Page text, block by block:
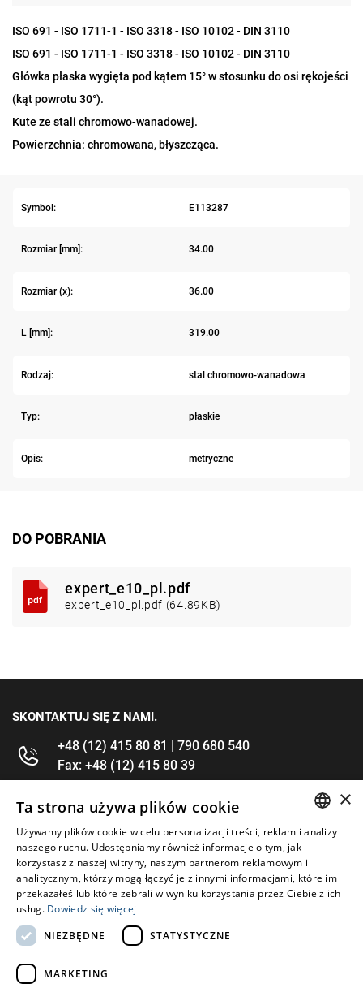
ISO 691 - ISO 1711-1 - ISO 3318 - ISO 10102 - DIN 3110
ISO 691 - ISO 1711-1 - ISO 3318 - ISO 10102 - DIN 3110
Główka płaska wygięta pod kątem 15° w stosunku do osi rękojeści
(kąt powrotu 30°).
Kute ze stali chromowo-wanadowej.
Powierzchnia: chromowana, błyszcząca.
Symbol: E113287
Rozmiar [mm]: 34.00
Rozmiar (x): 36.00
L [mm]: 319.00
Rodzaj: stal chromowo-wanadowa
Typ: płaskie
Opis: metryczne
DO POBRANIA
expert_e10_pl.pdf
expert_e10_pl.pdf (64.89KB)
SKONTAKTUJ SIĘ Z NAMI.
+48 (12) 415 80 81 | 790 680 540
Fax: +48 (12) 415 80 39
kontakt@im-narzedzia.pl
INFORMACJE
OFERTA
MOJE KONTO
OBSERWUJ NAS
ENGLISH
×
Ta strona używa plików cookie
Używamy plików cookie w celu personalizacji treści, reklam i analizy
naszego ruchu. Udostępniamy również informacje o tym, jak
korzystasz z naszej witryny, naszym partnerom reklamowym i
analitycznym, którzy mogą łączyć je z innymi informacjami, które im
przekazałeś lub które zebrali w wyniku korzystania przez Ciebie z ich
usług. Dowiedz się więcej
NIEZBĘDNE
STATYSTYCZNE
MARKETING